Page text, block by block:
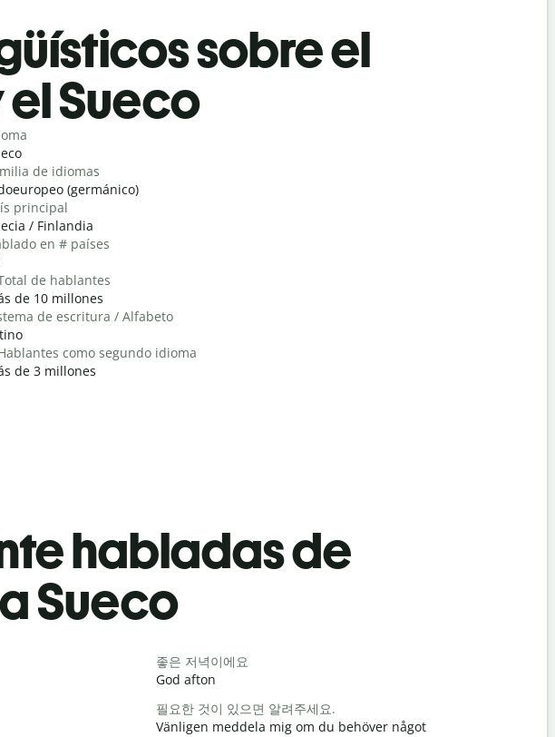
sobre el
Sueco
de idiomas
(germánico)
principal
/ Finlandia
en # países
de hablantes
de 10 millones
de escritura / Alfabeto
como segundo idioma
de 3 millones
habladas de
Sueco
좋은 저녁이에요
God afton
필요한 것이 있으면 알려주세요.
Vänligen meddela mig om du behöver något